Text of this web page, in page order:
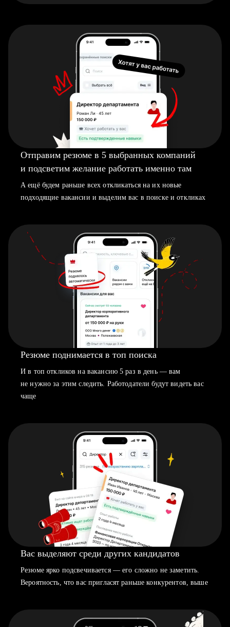
Отправим резюме в 5 выбранных компаний
и подсветим желание работать именно там
А ещё будем раньше всех откликаться на их новые
подходящие вакансии и выделим вас в поиске и откликах
Резюме поднимается в топ поиска
И в топ откликов на вакансию 5 раз в день — вам
не нужно за этим следить. Работодатели будут видеть вас
чаще
Вас выделяют среди других кандидатов
Резюме ярко подсвечивается — его сложно не заметить.
Вероятность, что вас пригласят раньше конкурентов, выше